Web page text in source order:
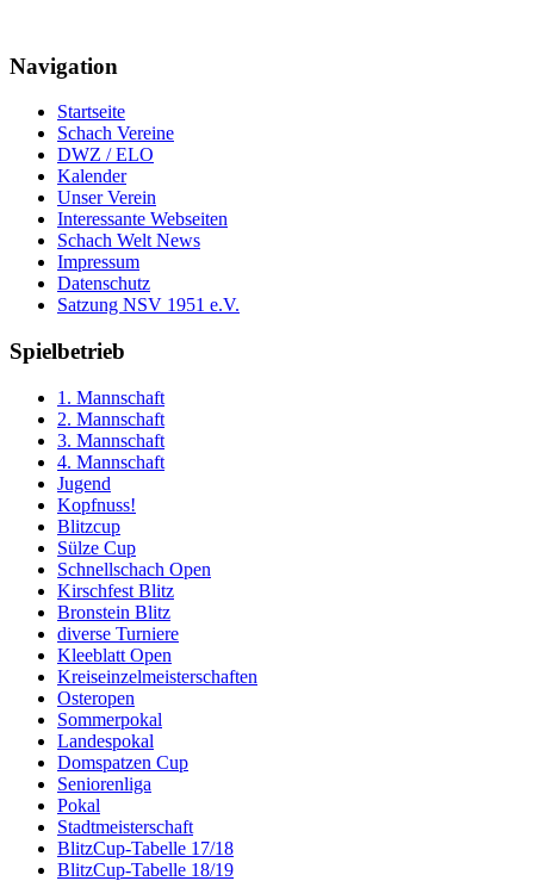
Navigation
Startseite
Schach Vereine
DWZ / ELO
Kalender
Unser Verein
Interessante Webseiten
Schach Welt News
Impressum
Datenschutz
Satzung NSV 1951 e.V.
Spielbetrieb
1. Mannschaft
2. Mannschaft
3. Mannschaft
4. Mannschaft
Jugend
Kopfnuss!
Blitzcup
Sülze Cup
Schnellschach Open
Kirschfest Blitz
Bronstein Blitz
diverse Turniere
Kleeblatt Open
Kreiseinzelmeisterschaften
Osteropen
Sommerpokal
Landespokal
Domspatzen Cup
Seniorenliga
Pokal
Stadtmeisterschaft
BlitzCup-Tabelle 17/18
BlitzCup-Tabelle 18/19